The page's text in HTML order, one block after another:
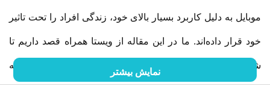
موبایل به دلیل کاربرد بسیار بالای خود، زندگی افراد را تحت تاثیر
خود قرار داده‌اند. ما در این مقاله از ویستا همراه قصد داریم تا
شما را با گوشی موبایل و خصوصیات آن آشنا کنیم. ما را در ادامه
نمایش بیشتر